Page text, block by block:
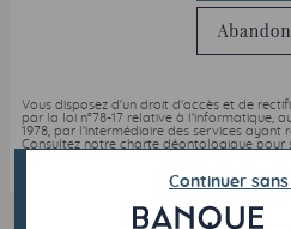
Vous disposez d'un droit d'accès et de
par la loi n°78-17 relative à l'informatique,
1978, par l'intermédiaire des services ayant
Consultez notre charte déontologique pour
Continuer